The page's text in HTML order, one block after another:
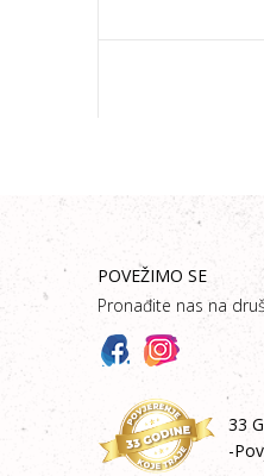
POVEŽIMO SE
Pronađite nas na
33
-